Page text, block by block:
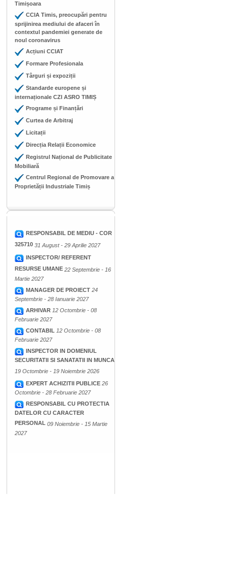
Timișoara
CCIA Timis, preocupări pentru
sprijinirea mediului de afaceri în
contextul pandemiei generate de
noul coronavirus
Acțiuni CCIAT
Formare Profesionala
Târguri și expoziții
Standarde europene și
internaționale CZI ASRO TIMIȘ
Programe și Finanțări
Curtea de Arbitraj
Licitații
Direcția Relații Economice
Registrul Național de Publicitate
Mobiliară
Centrul Regional de Promovare a
Proprietății Industriale Timiș
RESPONSABIL DE MEDIU - COR
325710 31 August - 29 Aprilie 2027
INSPECTOR/ REFERENT
RESURSE UMANE 22 Septembrie - 16
Martie 2027
MANAGER DE PROIECT 24
Septembrie - 28 Ianuarie 2027
ARHIVAR 12 Octombrie - 08
Februarie 2027
CONTABIL 12 Octombrie - 08
Februarie 2027
INSPECTOR IN DOMENIUL
SECURITATII SI SANATATII IN MUNCA
19 Octombrie - 19 Noiembrie 2026
EXPERT ACHIZITII PUBLICE 26
Octombrie - 28 Februarie 2027
RESPONSABIL CU PROTECTIA
DATELOR CU CARACTER
PERSONAL 09 Noiembrie - 15 Martie
2027